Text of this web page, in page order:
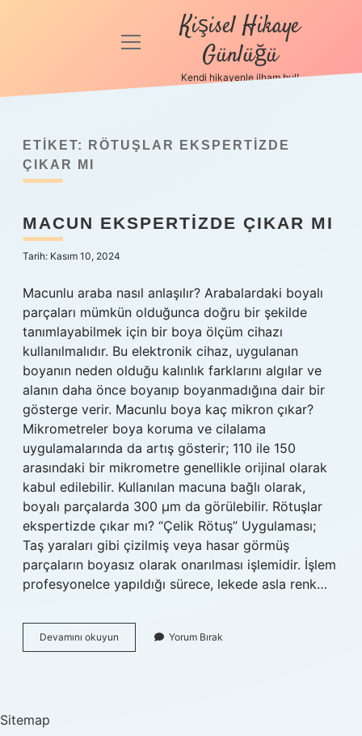
Anasayfa
Politikası
Yasal Uyarı
Hakkımızda
menüyü
Kişisel Hikaye
Günlüğü
Kendi hikayenle ilham bul!
ETIKET:
RÖTUŞLAR EKSPERTIZDE
ÇIKAR MI
MACUN EKSPERTIZDE ÇIKAR MI
Tarih: Kasım 10, 2024
Macunlu araba nasıl anlaşılır? Arabalardaki boyalı
parçaları mümkün olduğunca doğru bir şekilde
tanımlayabilmek için bir boya ölçüm cihazı
kullanılmalıdır. Bu elektronik cihaz, uygulanan
boyanın neden olduğu kalınlık farklarını algılar ve
alanın daha önce boyanıp boyanmadığına dair bir
gösterge verir. Macunlu boya kaç mikron çıkar?
Mikrometreler boya koruma ve cilalama
uygulamalarında da artış gösterir; 110 ile 150
arasındaki bir mikrometre genellikle orijinal olarak
kabul edilebilir. Kullanılan macuna bağlı olarak,
boyalı parçalarda 300 µm da görülebilir. Rötuşlar
ekspertizde çıkar mı? “Çelik Rötuş” Uygulaması;
Taş yaraları gibi çizilmiş veya hasar görmüş
parçaların boyasız olarak onarılması işlemidir. İşlem
profesyonelce yapıldığı sürece, lekede asla renk…
Devamını okuyun
Ekspertizde
Yorum Bırak
Sitemap